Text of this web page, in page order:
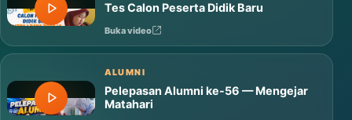
Tes Calon Peserta Didik Baru
Buka video
ALUMNI
Pelepasan Alumni ke-56 — Mengejar
Matahari